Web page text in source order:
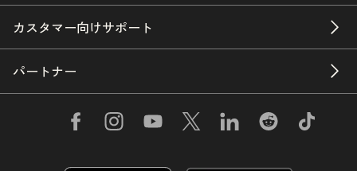
カスタマー向けサポート
パートナー